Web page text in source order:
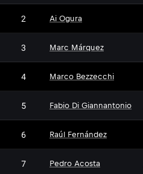
2 Ai Ogura
3 Marc Márquez
4 Marco Bezzecchi
5 Fabio Di Giannantonio
6 Raúl Fernández
7 Pedro Acosta